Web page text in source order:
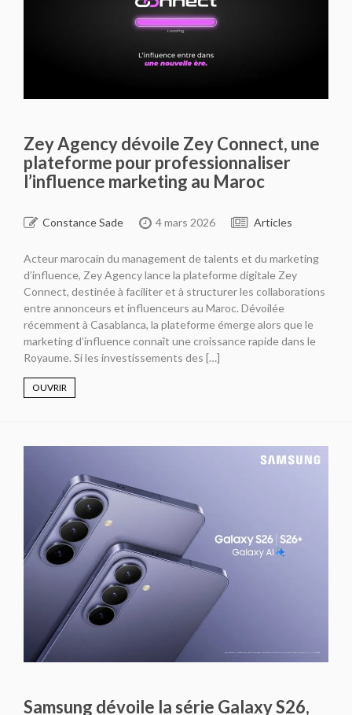
Zey Agency dévoile Zey Connect, une
plateforme pour professionnaliser
l’influence marketing au Maroc
Constance Sade 4 mars 2026 Articles
Acteur marocain du management de talents et du marketing
d’influence, Zey Agency lance la plateforme digitale Zey
Connect, destinée à faciliter et à structurer les collaborations
entre annonceurs et influenceurs au Maroc. Dévoilée
récemment à Casablanca, la plateforme émerge alors que le
marketing d’influence connaît une croissance rapide dans le
Royaume. Si les investissements des […]
OUVRIR
Samsung dévoile la série Galaxy S26,